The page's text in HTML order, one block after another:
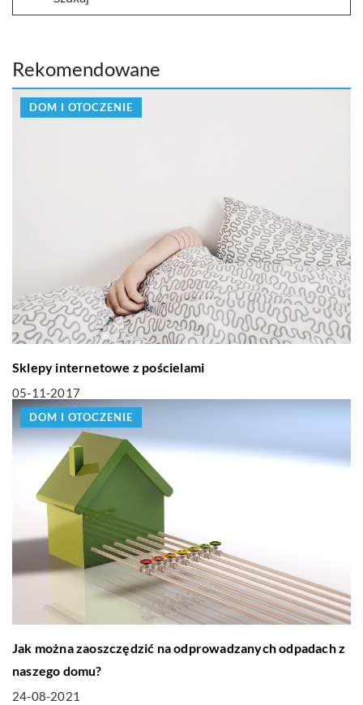
Rekomendowane
DOM I OTOCZENIE
Sklepy internetowe z pościelami
05-11-2017
DOM I OTOCZENIE
Jak można zaoszczędzić na odprowadzanych odpadach z
naszego domu?
24-08-2021